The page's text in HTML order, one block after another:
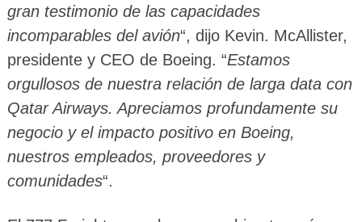
gran testimonio de las capacidades
incomparables del avión“, dijo Kevin. McAllister,
presidente y CEO de Boeing. “Estamos
orgullosos de nuestra relación de larga data con
Qatar Airways. Apreciamos profundamente su
negocio y el impacto positivo en Boeing,
nuestros empleados, proveedores y
comunidades“.